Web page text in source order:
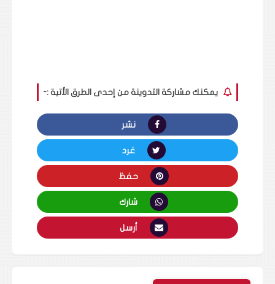
يمكنك مشاركة التدوينة من إحدى الطرق الأتية :-
نشر
غرد
حفظ
شارك
أرسل